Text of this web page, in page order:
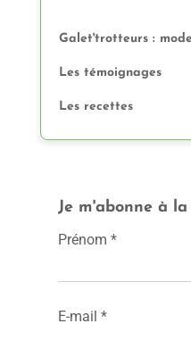
Galet'trotteurs :
Les témoignages
Les recettes
Je m'abonne à
Prénom *
E-mail *